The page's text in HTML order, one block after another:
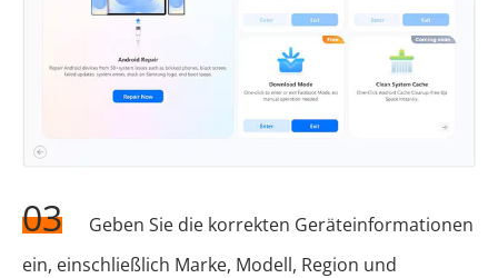
03
Geben Sie die korrekten Geräteinformationen
ein, einschließlich Marke, Modell, Region und